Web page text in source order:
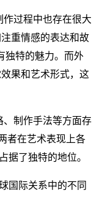
作过程中也存在很大
重情感的表达和故
独特的魅力。而外
果和艺术形式，这
、制作手法等方面存
者在艺术表现上各
据了独特的地位。
国际关系中的不同